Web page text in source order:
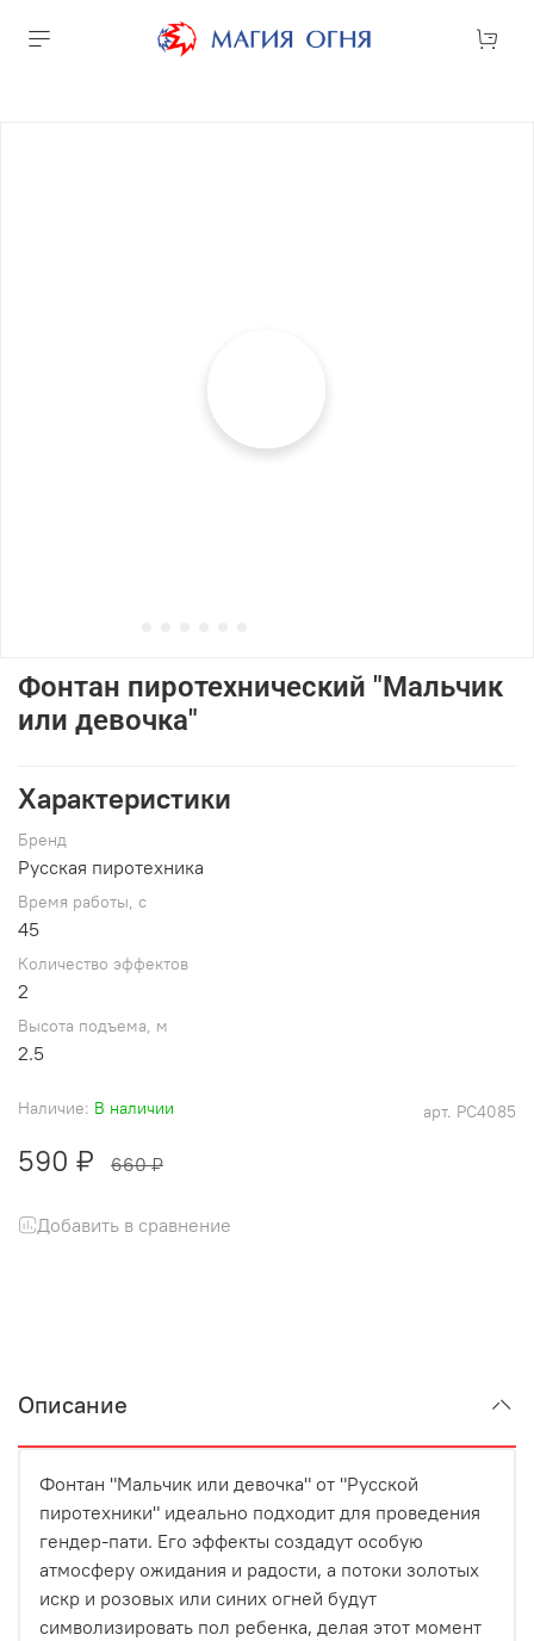
арт. РС4085
Наличие: В наличии
Фонтан пиротехнический "Мальчик
или девочка"
590 ₽ 660 ₽
Добавить в сравнение
Характеристики
Брeнд
Русская пиротехника
Время работы, с
45
Количество эффектов
2
Высота подъема, м
2.5
Описание
Фонтан "Мальчик или девочка" от "Русской
пиротехники" идеально подходит для проведения
гендер-пати. Его эффекты создадут особую
атмосферу ожидания и радости, а потоки золотых
искр и розовых или синих огней будут
символизировать пол ребенка, делая этот момент